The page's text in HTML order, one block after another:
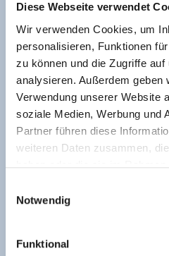
Diese Webseite verwendet
Wir verwenden Cookies, um
personalisieren, Funktionen
zu können und die Zugriffe
analysieren. Außerdem geben
Verwendung unserer Website
soziale Medien, Werbung und
Partner führen diese
weiteren Daten zusammen,
haben oder die sie im
Rohr 23// A-6280 Zell am Ziller
Notwendig
Funktional
🜉 🔮
🍺gezinsvriendelijk
🐈Parkeren
verdere
Ligging
right on the ski-bus stop